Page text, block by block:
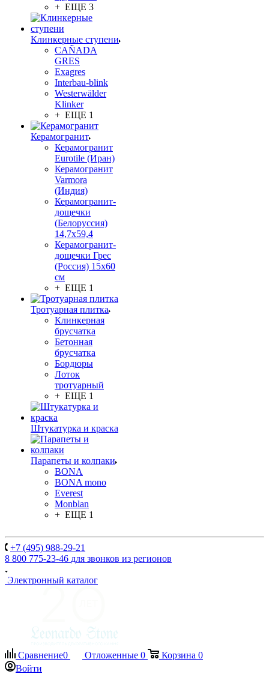
+ ЕЩЕ 3
Клинкерные ступени
CAÑADA
GRES
Exagres
Interbau-blink
Westerwälder
Klinker
+ ЕЩЕ 1
Керамогранит
Керамогранит
Eurotile (Иран)
Керамогранит
Varmora
(Индия)
Керамогранит-
дощечки
(Белоруссия)
14,7x59,4
Керамогранит-
дощечки Грес
(Россия) 15х60
см
+ ЕЩЕ 1
Тротуарная плитка
Клинкерная
брусчатка
Бетонная
брусчатка
Бордюры
Лоток
тротуарный
+ ЕЩЕ 1
Штукатурка и краска
Парапеты и колпаки
BONA
BONA mono
Everest
Monblan
+ ЕЩЕ 1
+7 (495) 988-29-21
8 800 775-23-46 для звонков из регионов
Электронный каталог
Сравнение0 Отложенные 0 Корзина 0
Войти